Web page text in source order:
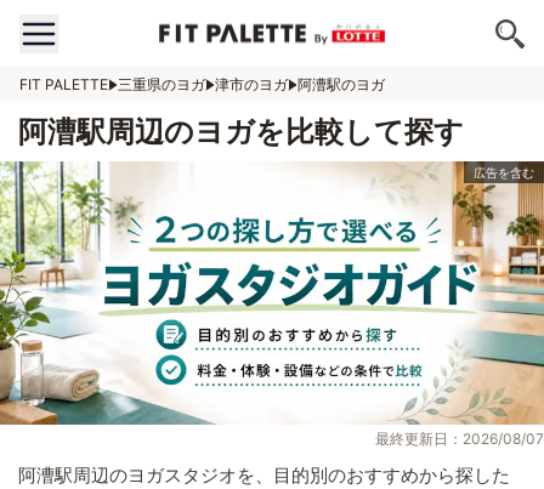
FIT PALETTE 三重県のヨガ 津市のヨガ 阿漕駅のヨガ
阿漕駅周辺のヨガを比較して探す
最終更新日：2026/08/07
阿漕駅周辺のヨガスタジオを、目的別のおすすめから探した